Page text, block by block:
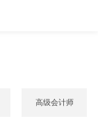
高级会计师